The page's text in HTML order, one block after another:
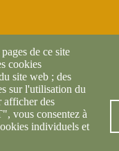
de ce site
cookies
site web ; des
sur l'utilisation du
afficher des
vous consentez à
individuels et